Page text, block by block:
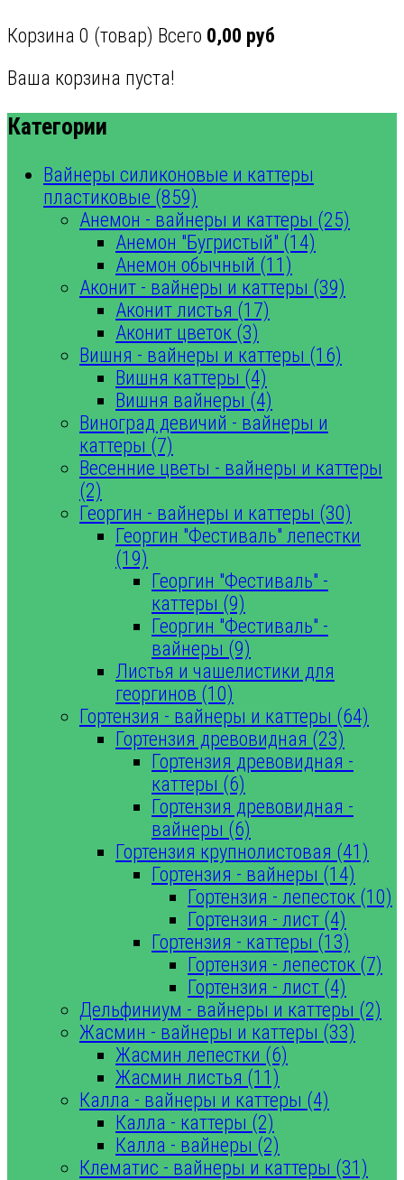
Корзина 0 (товар) Всего 0,00 руб
Ваша корзина пуста!
Категории
Вайнеры силиконовые и каттеры
пластиковые (859)
Анемон - вайнеры и каттеры (25)
Анемон "Бугристый" (14)
Анемон обычный (11)
Аконит - вайнеры и каттеры (39)
Аконит листья (17)
Аконит цветок (3)
Вишня - вайнеры и каттеры (16)
Вишня каттеры (4)
Вишня вайнеры (4)
Виноград девичий - вайнеры и
каттеры (7)
Весенние цветы - вайнеры и каттеры
(2)
Георгин - вайнеры и каттеры (30)
Георгин "Фестиваль" лепестки
(19)
Георгин "Фестиваль" -
каттеры (9)
Георгин "Фестиваль" -
вайнеры (9)
Листья и чашелистики для
георгинов (10)
Гортензия - вайнеры и каттеры (64)
Гортензия древовидная (23)
Гортензия древовидная -
каттеры (6)
Гортензия древовидная -
вайнеры (6)
Гортензия крупнолистовая (41)
Гортензия - вайнеры (14)
Гортензия - лепесток (10)
Гортензия - лист (4)
Гортензия - каттеры (13)
Гортензия - лепесток (7)
Гортензия - лист (4)
Дельфиниум - вайнеры и каттеры (2)
Жасмин - вайнеры и каттеры (33)
Жасмин лепестки (6)
Жасмин листья (11)
Калла - вайнеры и каттеры (4)
Калла - каттеры (2)
Калла - вайнеры (2)
Клематис - вайнеры и каттеры (31)